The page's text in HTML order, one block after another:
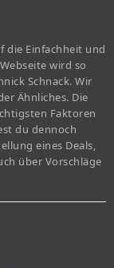
die Einfachheit und
wird so
Schnack. Wir
Ähnliches. Die
Faktoren
du dennoch
eines Deals,
über Vorschläge